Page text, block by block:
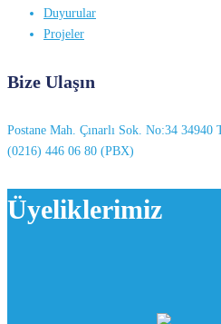
Duyurular
Projeler
Bize Ulaşın
Postane Mah. Çınarlı Sok. No:34 34940
(0216) 446 06 80 (PBX)
Üyeliklerimiz